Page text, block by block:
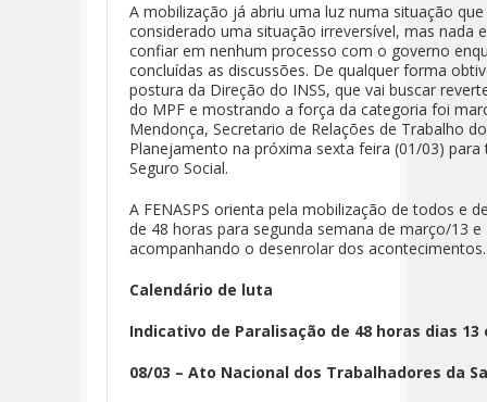
A mobilização já abriu uma luz numa situação
considerado uma situação irreversível, mas nada
confiar em nenhum processo com o governo
concluídas as discussões. De qualquer forma
postura da Direção do INSS, que vai buscar
do MPF e mostrando a força da categoria foi
Mendonça, Secretario de Relações de Trabalho
Planejamento na próxima sexta feira (01/03)
Seguro Social.
A FENASPS orienta pela mobilização de todos e
de 48 horas para segunda semana de março/13
acompanhando o desenrolar dos acontecimentos.
Calendário de luta
Indicativo de Paralisação de 48 horas dias 13
08/03 – Ato Nacional dos Trabalhadores da